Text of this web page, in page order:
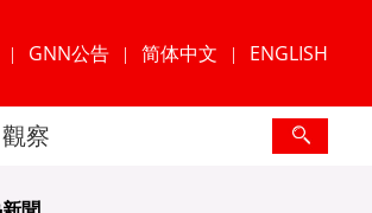
| GNN公告 | 简体中文 | ENGLISH
觀察